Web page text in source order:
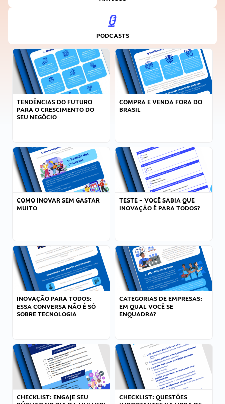
PODCASTS
TENDÊNCIAS DO FUTURO
PARA O CRESCIMENTO DO
SEU NEGÓCIO
COMPRA E VENDA FORA DO
BRASIL
COMO INOVAR SEM GASTAR
MUITO
TESTE – VOCÊ SABIA QUE
INOVAÇÃO É PARA TODOS?
INOVAÇÃO PARA TODOS:
ESSA CONVERSA NÃO É SÓ
SOBRE TECNOLOGIA
CATEGORIAS DE EMPRESAS:
EM QUAL VOCÊ SE
ENQUADRA?
CHECKLIST: ENGAJE SEU
CHECKLIST: QUESTÕES